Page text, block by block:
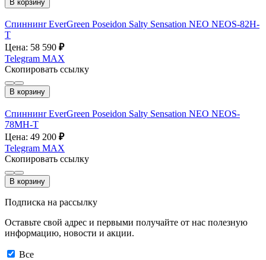
В корзину
Спиннинr EverGreen Poseidon Salty Sensation NEO NEOS-82H-
T
Цена: 58 590 ₽
Telegram MAX
Скопировать ссылку
В корзину
Спиннинr EverGreen Poseidon Salty Sensation NEO NEOS-
78MH-T
Цена: 49 200 ₽
Telegram MAX
Скопировать ссылку
В корзину
Подписка на рассылку
Оставьте свой адрес и первыми получайте от нас полезную
информацию, новости и акции.
Все